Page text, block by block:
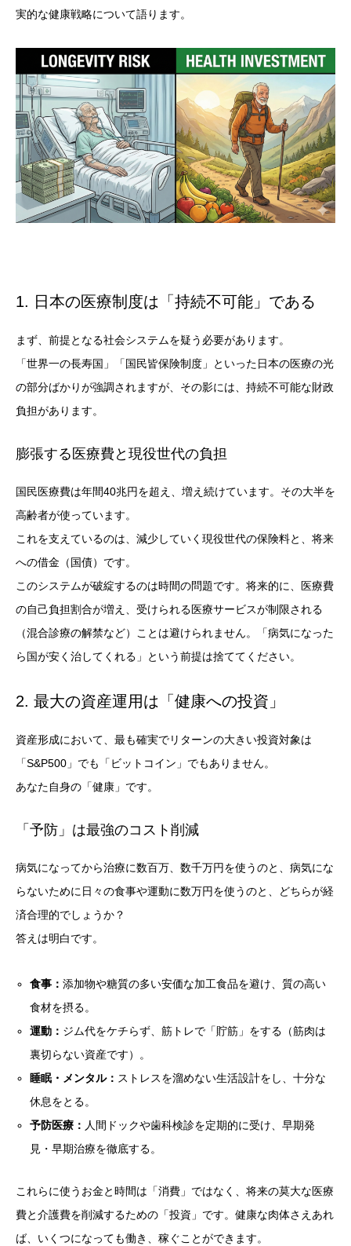
実的な健康戦略について語ります。
1. 日本の医療制度は「持続不可能」である
まず、前提となる社会システムを疑う必要があります。
「世界一の長寿国」「国民皆保険制度」といった日本の医療の光
の部分ばかりが強調されますが、その影には、持続不可能な財政
負担があります。
膨張する医療費と現役世代の負担
国民医療費は年間40兆円を超え、増え続けています。その大半を
高齢者が使っています。
これを支えているのは、減少していく現役世代の保険料と、将来
への借金（国債）です。
このシステムが破綻するのは時間の問題です。将来的に、医療費
の自己負担割合が増え、受けられる医療サービスが制限される
（混合診療の解禁など）ことは避けられません。「病気になった
ら国が安く治してくれる」という前提は捨ててください。
2. 最大の資産運用は「健康への投資」
資産形成において、最も確実でリターンの大きい投資対象は
「S&P500」でも「ビットコイン」でもありません。
あなた自身の「健康」です。
「予防」は最強のコスト削減
病気になってから治療に数百万、数千万円を使うのと、病気にな
らないために日々の食事や運動に数万円を使うのと、どちらが経
済合理的でしょうか？
答えは明白です。
食事：添加物や糖質の多い安価な加工食品を避け、質の高い
食材を摂る。
運動： ジム代をケチらず、筋トレで「貯筋」をする（筋肉は
裏切らない資産です）。
睡眠・メンタル： ストレスを溜めない生活設計をし、十分な
休息をとる。
予防医療： 人間ドックや歯科検診を定期的に受け、早期発
見・早期治療を徹底する。
これらに使うお金と時間は「消費」ではなく、将来の莫大な医療
費と介護費を削減するための「投資」です。健康な肉体さえあれ
ば、いくつになっても働き、稼ぐことができます。